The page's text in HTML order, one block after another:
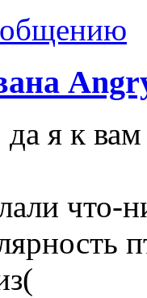
я к
что-